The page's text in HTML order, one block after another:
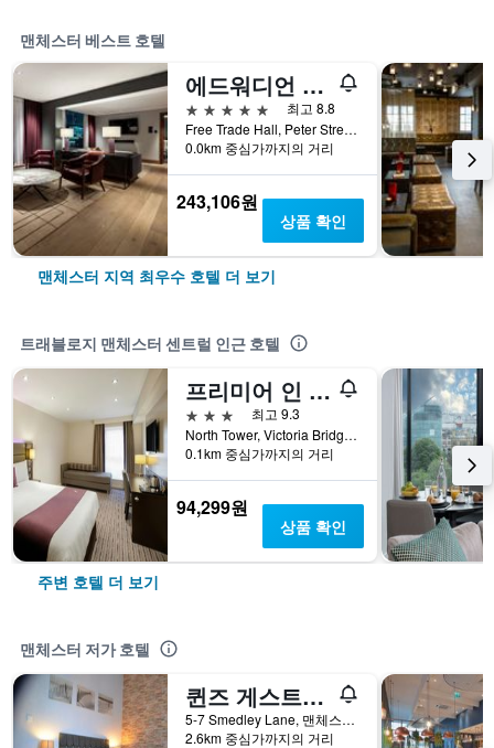
맨체스터 베스트 호텔
에드워디언 맨체스터, 래디슨 컬렉션 호텔
5성급
최고 8.8
Free Trade Hall, Peter Street, 맨체스터, 영국
0.0km 중심가까지의 거리
243,106원
상품 확인
맨체스터 지역 최우수 호텔 더 보기
트래블로지 맨체스터 센트럴 인근 호텔
프리미어 인 맨체스터 - 아레나/프린트웍스
3성급
최고 9.3
North Tower, Victoria Bridge Street, 맨체스터, 영국
0.1km 중심가까지의 거리
94,299원
상품 확인
주변 호텔 더 보기
맨체스터 저가 호텔
퀸즈 게스트하우스
5-7 Smedley Lane, 맨체스터, 영국
2.6km 중심가까지의 거리